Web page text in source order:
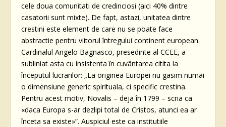
cele doua comunitati de credinciosi (aici 40% dintre
casatorii sunt mixte). De fapt, astazi, unitatea dintre
crestini este element de care nu se poate face
abstractie pentru viitorul întregului continent european.
Cardinalul Angelo Bagnasco, presedinte al CCEE, a
subliniat asta cu insistenta în cuvântarea citita la
începutul lucrarilor: „La originea Europei nu gasim numai
o dimensiune generic spirituala, ci specific crestina.
Pentru acest motiv, Novalis – deja în 1799 – scria ca
«daca Europa s-ar dezlipi total de Cristos, atunci ea ar
înceta sa existe»”. Auspiciul este ca institutiile